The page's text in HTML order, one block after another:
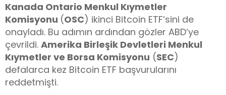
Kanada Ontario Menkul Kıymetler
Komisyonu (OSC) ikinci Bitcoin ETF’sini de
onayladı. Bu adımın ardından gözler ABD’ye
çevrildi. Amerika Birleşik Devletleri Menkul
Kıymetler ve Borsa Komisyonu (SEC)
defalarca kez Bitcoin ETF başvurularını
reddetmişti.